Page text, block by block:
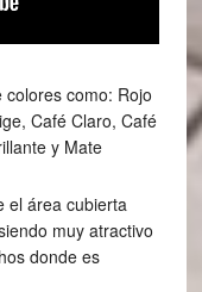
como: Rojo
Café Claro, Café
y Mate
el área cubierta
muy atractivo
donde es